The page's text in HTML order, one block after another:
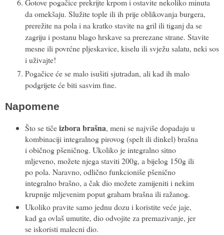
Gotove pogačice prekrijte krpom i ostavite nekoliko minuta
da omekšaju. Služite tople ili ih prije oblikovanja burgera,
prerežite na pola i na kratko stavite na gril ili tiganj da se
zagriju i postanu blago hrskave sa prerezane strane. Stavite
mesne ili povrćne pljeskavice, kiselu ili svježu salatu, neki sos
i uživajte!
Pogačice će se malo isušiti sjutradan, ali kad ih malo
podgrijete će biti sasvim fine.
Napomene
Što se tičeizbora brašna, meni se najviše dopadaju u
kombinaciji integralnog pirovog (spelt ili dinkel) brašna
i običnog pšeničnog. Ukoliko je integralno sitno
mljeveno, možete njega staviti 200g, a bijelog 150g ili
po pola. Naravno, odlično funkcioniše pšenično
integralno brašno, a čak dio možete zamijeniti i nekim
krupnije mljevenim poput graham brašna ili ražanog.
Ukoliko pravite samo jednu dozu i koristite veće jaje,
kad ga ovlaš umutite, dio odvojite za premazivanje, jer
se iskoristi malecni dio.